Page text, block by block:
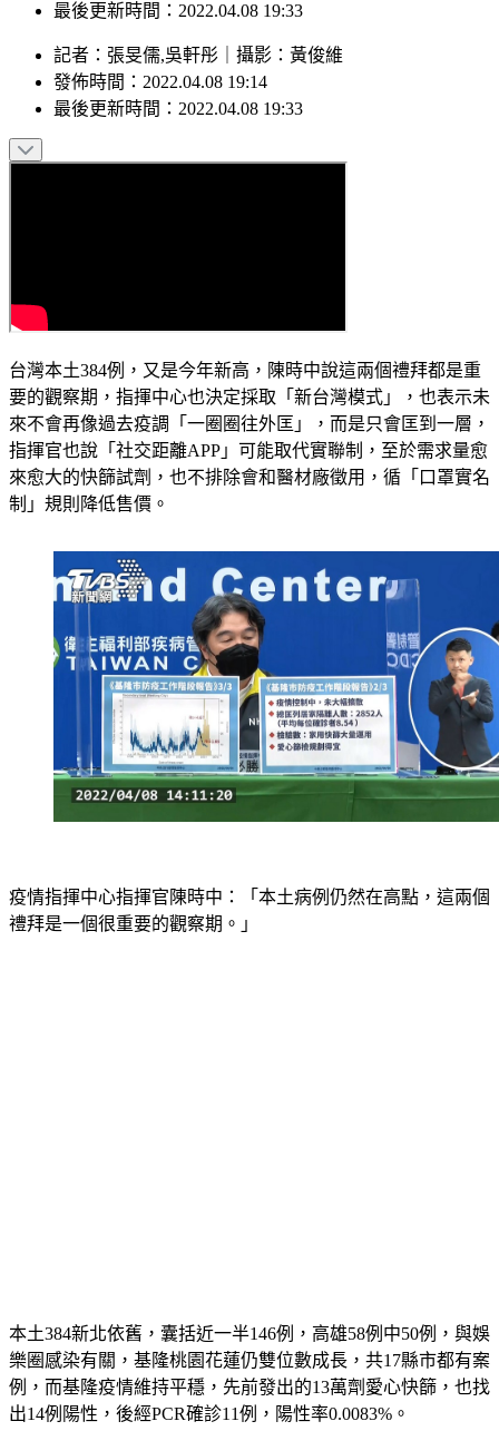
最後更新時間：2022.04.08 19:33
記者 ： 張旻儒,吳軒彤 攝影 ： 黃俊維
發佈時間： 2022.04.08 19:14
最後更新時間： 2022.04.08 19:33
台灣本土384例，又是今年新高，陳時中說這兩個禮拜都是重
要的觀察期，指揮中心也決定採取「新台灣模式」，也表示未
來不會再像過去疫調「一圈圈往外匡」，而是只會匡到一層，
指揮官也說「社交距離APP」可能取代實聯制，至於需求量愈
來愈大的快篩試劑，也不排除會和醫材廠徵用，循「口罩實名
制」規則降低售價。
疫情指揮中心指揮官陳時中：「本土病例仍然在高點，這兩個
禮拜是一個很重要的觀察期。」
本土384新北依舊，囊括近一半146例，高雄58例中50例，與娛
樂圈感染有關，基隆桃園花蓮仍雙位數成長，共17縣市都有案
例，而基隆疫情維持平穩，先前發出的13萬劑愛心快篩，也找
出14例陽性，後經PCR確診11例，陽性率0.0083%。